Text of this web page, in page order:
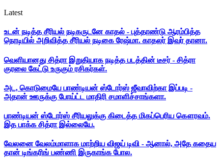
Latest
உடன் நடித்த சீரியல் நடிகருடனே காதல் - புத்தாண்டு ஆரம்பித்த
நொடியில் அறிவித்த சீரியல் நடிகை ரேஷ்மா. காதலர் இவர் தானா.
வெளியானது சித்ரா இறுதியாக நடித்த படத்தின் டீசர் - சித்ரா
குரலை கேட்டு உருகும் ரசிகர்கள்.
அட, கொடுமையே பாண்டியன் ஸ்டோர்ஸ் ஜீவாவிற்கா இப்படி -
அதான் ஊருக்கு போய்ட்ட மாதிரி சமாளிச்சாங்களா.
பாண்டியன் ஸ்டோர்ஸ் சீரியலுக்கு கிடைத்த மிகப்பெரிய கௌரவம்.
இத பாக்க சித்ரா இல்லையே.
வேலனை வேலம்மாளாக மாற்றிய விஜய் டிவி - ஆனால், அதே கதைய
தான் டிங்கரிங் பண்ணி இருகாங்க போல.